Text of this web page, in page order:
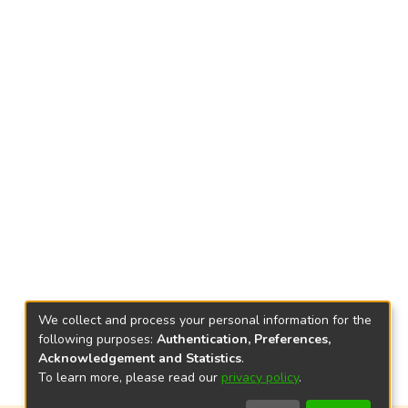
We collect and process your personal information for the
following purposes: Authentication, Preferences,
Acknowledgement and Statistics.
To learn more, please read our privacy policy.